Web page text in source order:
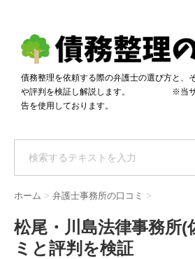
債務整理体験談
おすすめ
料金比較
自己破産・個人再生料金比較
過払い金料金比較
専門家の選び方
料金で選ぶ
着手金無料で選ぶ
匿名借金相談
債務整理を依頼する際の弁護士の選び方と、
や評判を検証し解説します。 ※当サイ
告を使用しております。
ホーム > 弁護士事務所の口コミ >
松尾・川島法律事務所(
ミと評判を検証